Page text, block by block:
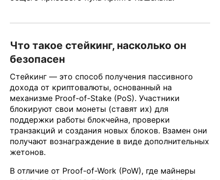
Что такое стейкинг, насколько он
безопасен
Стейкинг — это способ получения пассивного
дохода от криптовалюты, основанный на
механизме Proof-of-Stake (PoS). Участники
блокируют свои монеты (ставят их) для
поддержки работы блокчейна, проверки
транзакций и создания новых блоков. Взамен они
получают вознаграждение в виде дополнительных
жетонов.
В отличие от Proof-of-Work (PoW), где майнеры